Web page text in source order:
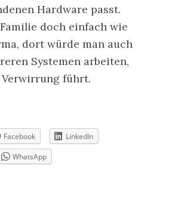
Hardware passt.
doch einfach wie
dort würde man auch
Systemen arbeiten,
führt.
Facebook
LinkedIn
WhatsApp